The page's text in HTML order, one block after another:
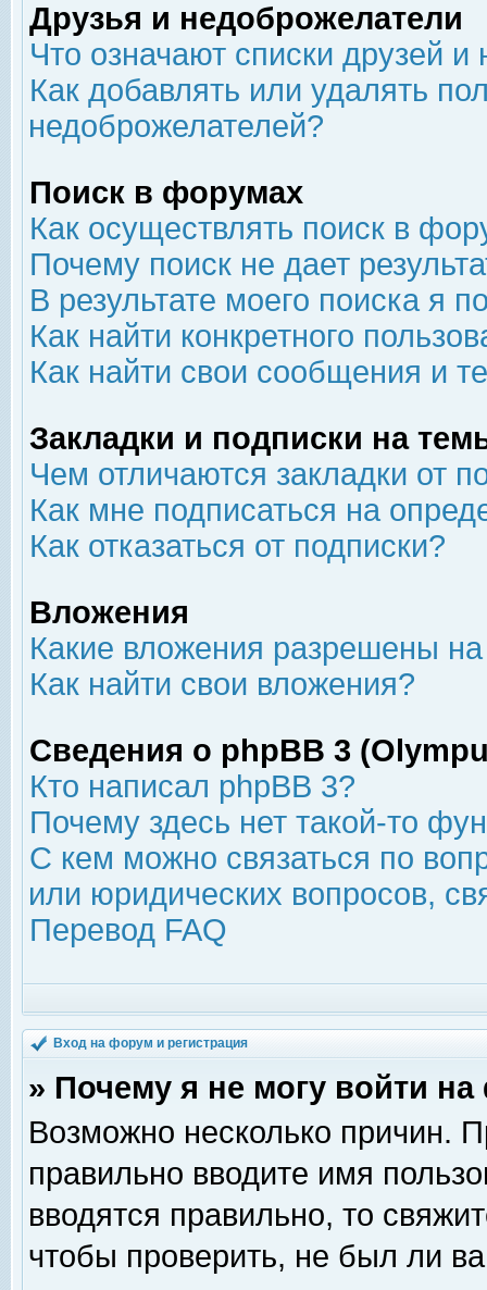
Друзья и недоброжелатели
Что означают списки друзей
Как добавлять или удалять
недоброжелателей?
Поиск в форумах
Как осуществлять поиск в
Почему поиск не дает
В результате моего поиска я
Как найти конкретного
Как найти свои сообщения и
Закладки и подписки на
Чем отличаются закладки от
Как мне подписаться на
Как отказаться от подписки?
Вложения
Какие вложения разрешены
Как найти свои вложения?
Сведения о phpBB 3
Кто написал phpBB 3?
Почему здесь нет такой-то
С кем можно связаться по
или юридических вопросов,
Перевод FAQ
Вход на форум и регистрация
» Почему я не могу войти
Возможно несколько причин.
правильно вводите имя
вводятся правильно, то
чтобы проверить, не был ли